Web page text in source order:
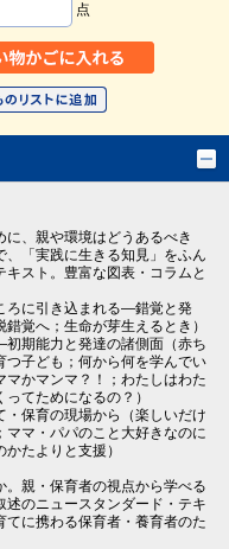
点
、親や環境はどうあるべき
「実践に生きる知見」をふん
スト。豊富な図表・コラムと
ろに引き込まれる―錯覚と発
覚へ；生命が芽生えるとき）
期能力と発達の諸側面（赤ち
つ子ども；何から何を学んでい
かマンマ？！；わたしはわた
てためになるの？）
保育の現場から（楽しいだけ
マ・パパのこと大好きなのに
たよりと支援）
親・保育者の視点から学べる
のニュースタンダード・テキ
てに携わる保育者・養育者のた